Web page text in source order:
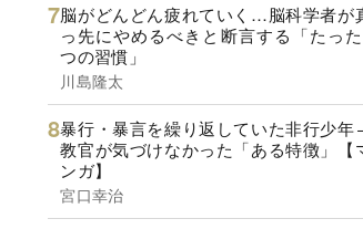
脳がどんどん疲れていく…脳科学者が
っ先にやめるべきと断言する「たっ
つの習慣」
川島隆太
暴行・暴言を繰り返していた非行少
教官が気づけなかった「ある特徴」【
ンガ】
宮口幸治